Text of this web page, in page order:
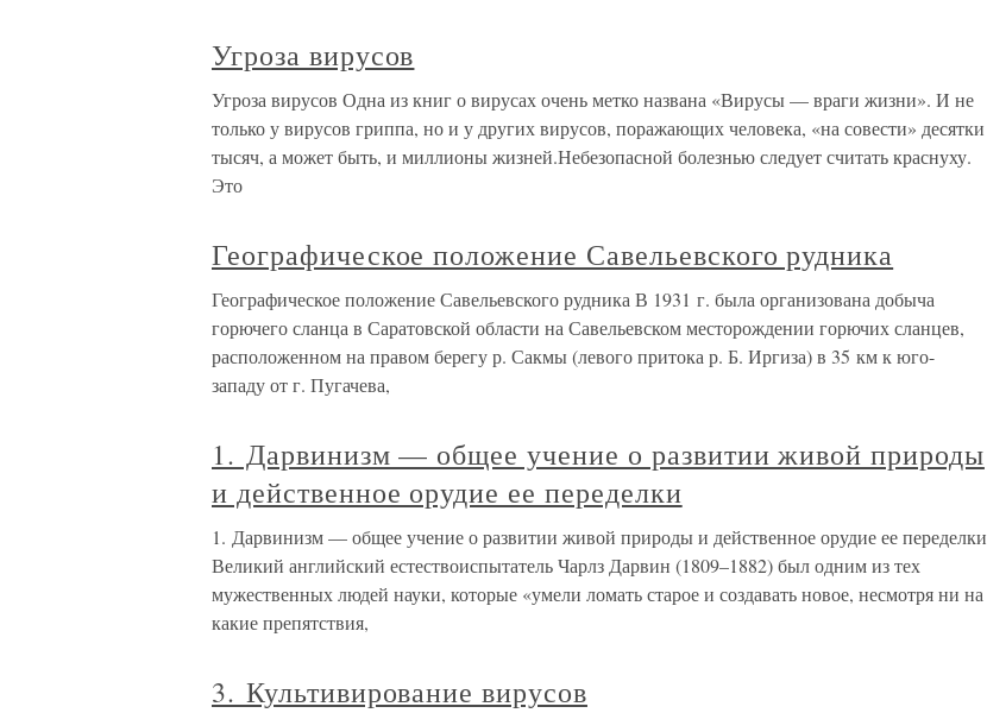
Угроза вирусов
Угроза вирусов Одна из книг о вирусах очень метко названа «Вирусы — враги жизни». И не
только у вирусов гриппа, но и у других вирусов, поражающих человека, «на совести» десятки
тысяч, а может быть, и миллионы жизней.Небезопасной болезнью следует считать краснуху.
Это
Географическое положение Савельевского рудника
Географическое положение Савельевского рудника В 1931 г. была организована добыча
горючего сланца в Саратовской области на Савельевском месторождении горючих сланцев,
расположенном на правом берегу р. Сакмы (левого притока р. Б. Иргиза) в 35 км к юго-
западу от г. Пугачева,
1. Дарвинизм — общее учение о развитии живой природы
и действенное орудие ее переделки
1. Дарвинизм — общее учение о развитии живой природы и действенное орудие ее переделки
Великий английский естествоиспытатель Чарлз Дарвин (1809–1882) был одним из тех
мужественных людей науки, которые «умели ломать старое и создавать новое, несмотря ни на
какие препятствия,
3. Культивирование вирусов